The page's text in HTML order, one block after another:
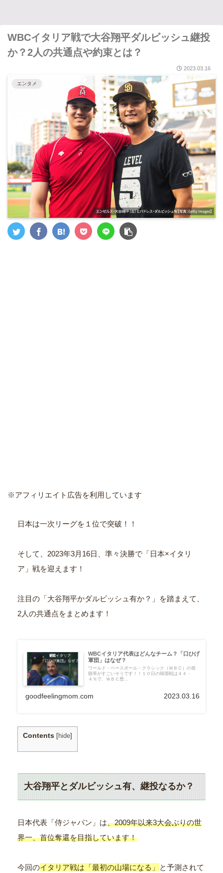
WBCイタリア戦で大谷翔平ダルビッシュ継投
か？2人の共通点や約束とは？
2023.03.16
エンタメ
※アフィリエイト広告を利用しています
日本は一次リーグを１位で突破！！
そして、2023年3月16日、準々決勝で「日本×イタリ
ア」戦を迎えます！
注目の「大谷翔平かダルビッシュ有か？」を踏まえて、
2人の共通点をまとめます！
WBCイタリア代表はどんなチーム？「口ひげ
軍団」はなぜ？
ワールド・ベースボール・クラシック（ＷＢＣ）の視
聴率がすごいそうです！！１０日の韓国戦は４４・
４％で、ＷＢＣ歴...
goodfeelingmom.com 2023.03.16
Contents [hide]
大谷翔平とダルビッシュ有、継投なるか？
日本代表「侍ジャパン」は、2009年以来3大会ぶりの世
界一、首位奪還を目指しています！
今回のイタリア戦は「最初の山場になる」
と予測されて